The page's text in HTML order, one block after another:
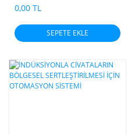
0,00 TL
SEPETE EKLE